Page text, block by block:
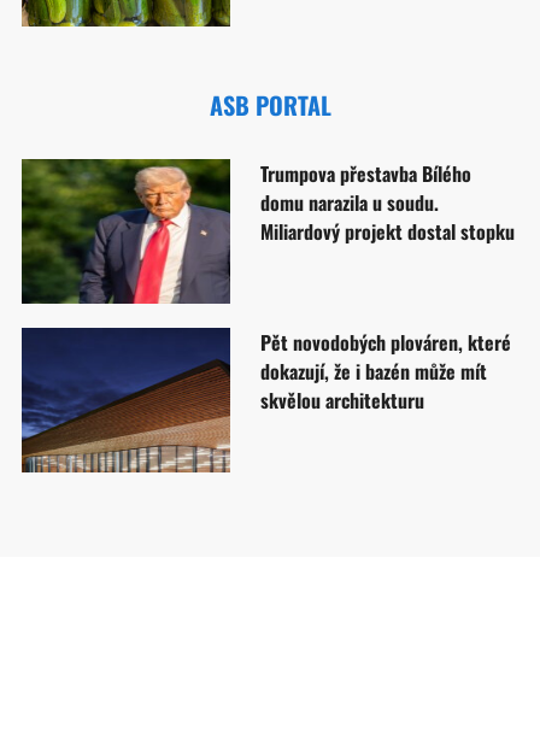
ASB PORTAL
Trumpova přestavba Bílého
domu narazila u soudu.
Miliardový projekt dostal stopku
Pět novodobých plováren, které
dokazují, že i bazén může mít
skvělou architekturu